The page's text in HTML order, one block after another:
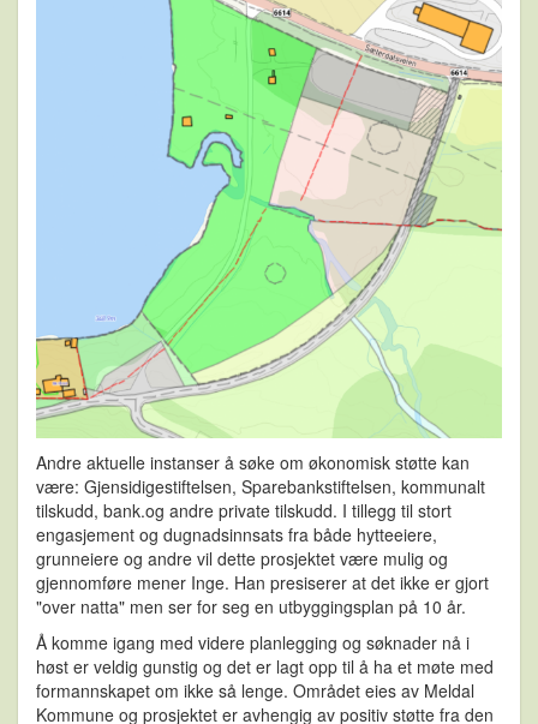
Andre aktuelle instanser å søke om økonomisk støtte kan
være: Gjensidigestiftelsen, Sparebankstiftelsen, kommunalt
tilskudd, bank.og andre private tilskudd. I tillegg til stort
engasjement og dugnadsinnsats fra både hytteeiere,
grunneiere og andre vil dette prosjektet være mulig og
gjennomføre mener Inge. Han presiserer at det ikke er gjort
"over natta" men ser for seg en utbyggingsplan på 10 år.
Å komme igang med videre planlegging og søknader nå i
høst er veldig gunstig og det er lagt opp til å ha et møte med
formannskapet om ikke så lenge. Området eies av Meldal
Kommune og prosjektet er avhengig av positiv støtte fra den